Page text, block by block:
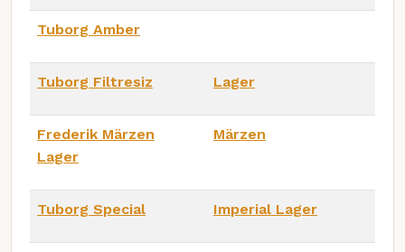
Tuborg Amber
Tuborg Filtresiz Lager
Frederik Märzen
Lager
Märzen
Tuborg Special Imperial Lager